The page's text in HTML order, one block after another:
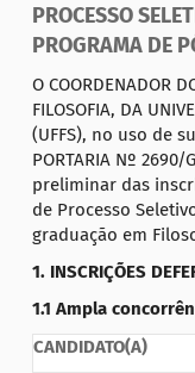
PROCESSO
PROGRAMA DE
O COORDENADOR
FILOSOFIA, DA
(UFFS), no uso de
PORTARIA Nº
preliminar das
de Processo
graduação em
1. INSCRIÇÕES
1.1 Ampla
CANDIDATO(A)